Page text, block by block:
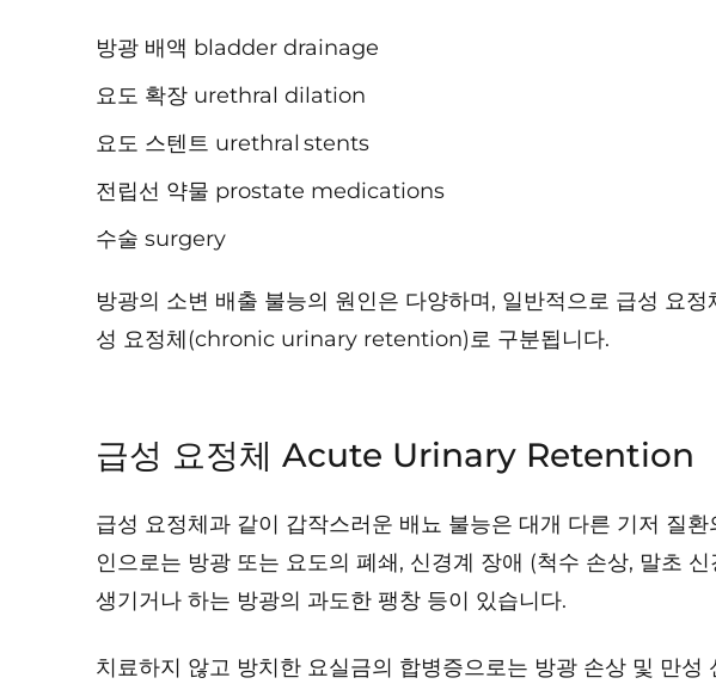
방광 배액 bladder drainage
요도 확장 urethral dilation
요도 스텐트 urethral stents
전립선 약물 prostate medications
수술 surgery
방광의 소변 배출 불능의 원인은 다양하며, 일반적으로 급성
성 요정체(chronic urinary retention)로 구분됩니다.
급성 요정체 Acute Urinary Retention
급성 요정체과 같이 갑작스러운 배뇨 불능은 대개 다른 기저 질
인으로는 방광 또는 요도의 폐쇄, 신경계 장애 (척수 손상, 말초
생기거나 하는 방광의 과도한 팽창 등이 있습니다.
치료하지 않고 방치한 요실금의 합병증으로는 방광 손상 및 만성